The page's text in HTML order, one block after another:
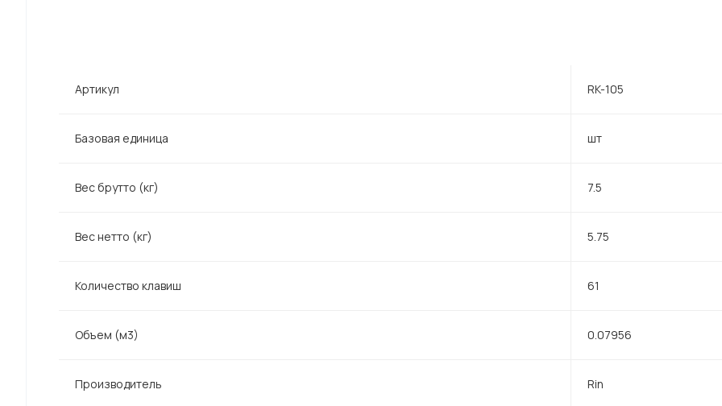
Артикул RK-105
Базовая единица шт
Вес брутто (кг) 7.5
Вес нетто (кг) 5.75
Количество клавиш 61
Объем (м3) 0.07956
Производитель Rin